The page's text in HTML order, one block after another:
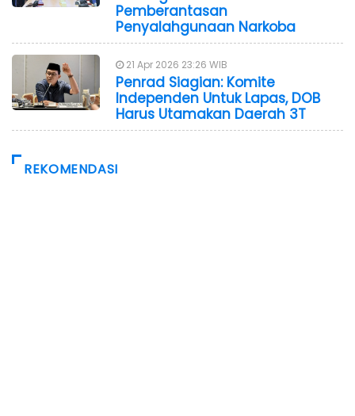
Pemberantasan
Penyalahgunaan Narkoba
21 Apr 2026 23:26 WIB
Penrad Siagian: Komite
Independen Untuk Lapas, DOB
Harus Utamakan Daerah 3T
REKOMENDASI